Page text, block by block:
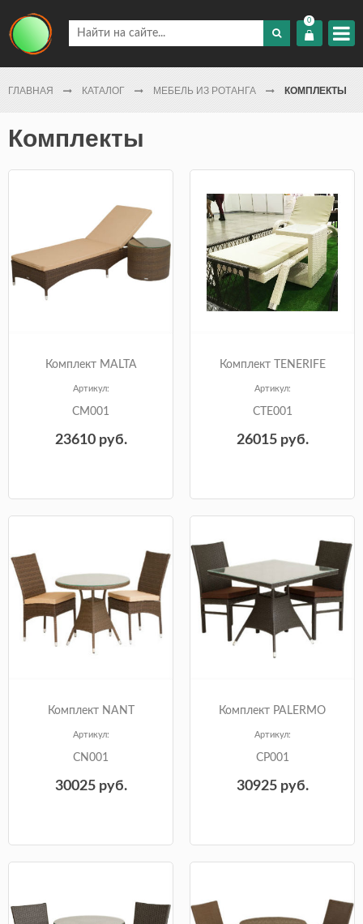
0
ГЛАВНАЯ КАТАЛОГ МЕБЕЛЬ ИЗ РОТАНГА КОМПЛЕКТЫ
Комплекты
Комплект MALTA
Артикул:
CM001
23610руб.
Комплект TENERIFE
Артикул:
CTE001
26015руб.
Комплект NANT
Артикул:
CN001
30025руб.
Комплект PALERMO
Артикул:
CP001
30925руб.